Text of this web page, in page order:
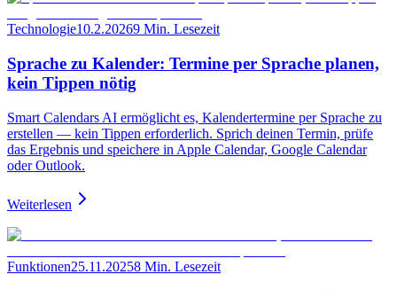
Technologie10.2.20269 Min. Lesezeit
Sprache zu Kalender: Termine per Sprache planen,
kein Tippen nötig
Smart Calendars AI ermöglicht es, Kalendertermine per Sprache zu
erstellen — kein Tippen erforderlich. Sprich deinen Termin, prüfe
das Ergebnis und speichere in Apple Calendar, Google Calendar
oder Outlook.
Weiterlesen
Funktionen25.11.20258 Min. Lesezeit